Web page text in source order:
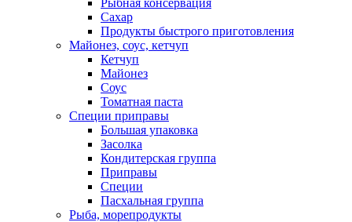
Рыбная консервация
Сахар
Продукты быстрого приготовления
Майонез, соус, кетчуп
Кетчуп
Майонез
Соус
Томатная паста
Специи приправы
Большая упаковка
Засолка
Кондитерская группа
Приправы
Специи
Пасхальная группа
Рыба, морепродукты